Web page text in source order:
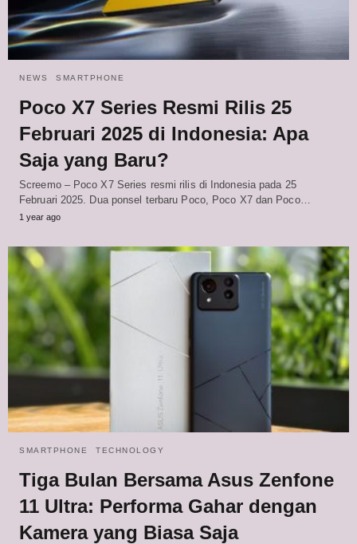
NEWS SMARTPHONE
Poco X7 Series Resmi Rilis 25
Februari 2025 di Indonesia: Apa
Saja yang Baru?
Screemo – Poco X7 Series resmi rilis di Indonesia pada 25
Februari 2025. Dua ponsel terbaru Poco, Poco X7 dan Poco…
1 year ago
SMARTPHONE TECHNOLOGY
Tiga Bulan Bersama Asus Zenfone
11 Ultra: Performa Gahar dengan
Kamera yang Biasa Saja